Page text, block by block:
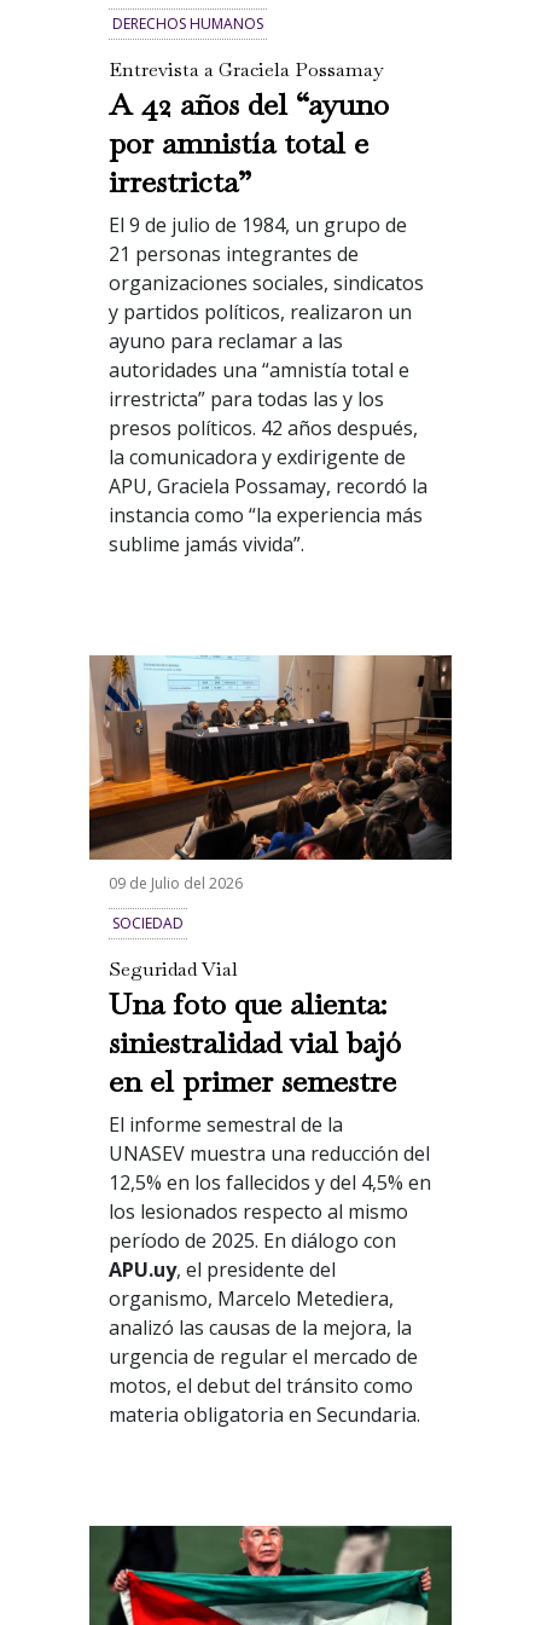
DERECHOS HUMANOS
Entrevista a Graciela Possamay
A 42 años del “ayuno
por amnistía total e
irrestricta”
El 9 de julio de 1984, un grupo de
21 personas integrantes de
organizaciones sociales, sindicatos
y partidos políticos, realizaron un
ayuno para reclamar a las
autoridades una “amnistía total e
irrestricta” para todas las y los
presos políticos. 42 años después,
la comunicadora y exdirigente de
APU, Graciela Possamay, recordó la
instancia como “la experiencia más
sublime jamás vivida”.
09 de Julio del 2026
SOCIEDAD
Seguridad Vial
Una foto que alienta:
siniestralidad vial bajó
en el primer semestre
El informe semestral de la
UNASEV muestra una reducción del
12,5% en los fallecidos y del 4,5% en
los lesionados respecto al mismo
período de 2025. En diálogo con
APU.uy, el presidente del
organismo, Marcelo Metediera,
analizó las causas de la mejora, la
urgencia de regular el mercado de
motos, el debut del tránsito como
materia obligatoria en Secundaria.